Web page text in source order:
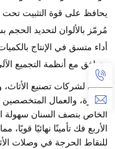
يحافظ على قوة التثبيت تحت
مُرمّز بالألوان لتحديد الحجم
أداء متسق في الإنتاج
متوافق مع أنظمة التجميع
مثالي لشركات تصنيع
النجارة، والعمال
الخاص بنصف السنان سهولة
الأربع فك تأمينًا نهائيًا
للنقاط الحرجة في وصلات